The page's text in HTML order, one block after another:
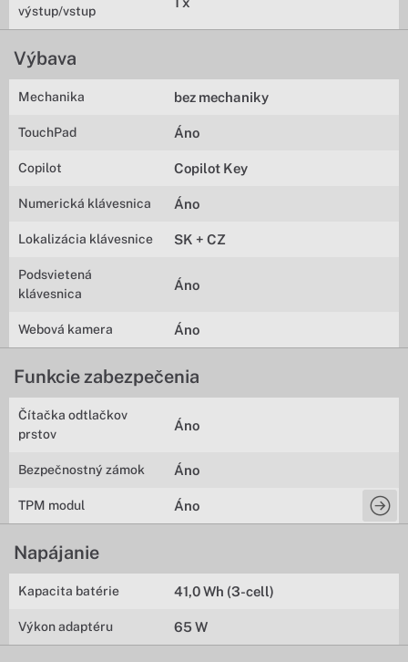
výstup/vstup
Výbava
Mechanika bez mechaniky
TouchPad Áno
Copilot Copilot Key
Numerická klávesnica Áno
Lokalizácia klávesnice SK + CZ
Podsvietená
klávesnica
Áno
Webová kamera Áno
Funkcie zabezpečenia
Čítačka odtlačkov
prstov
Áno
Bezpečnostný zámok Áno
TPM modul Áno
Napájanie
Kapacita batérie 41,0 Wh (3-cell)
Výkon adaptéru 65 W